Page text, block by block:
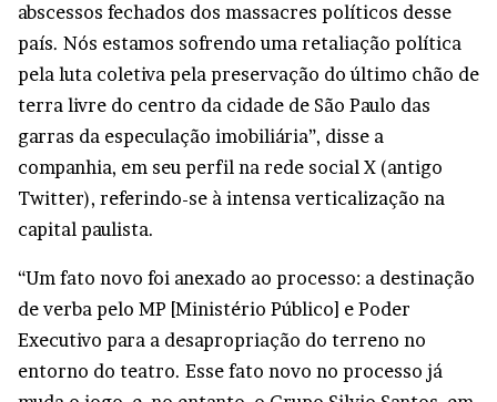
abscessos fechados dos massacres políticos desse
país. Nós estamos sofrendo uma retaliação política
pela luta coletiva pela preservação do último chão de
terra livre do centro da cidade de São Paulo das
garras da especulação imobiliária”, disse a
companhia, em seu perfil na rede social X (antigo
Twitter), referindo-se à intensa verticalização na
capital paulista.
“Um fato novo foi anexado ao processo: a destinação
de verba pelo MP [Ministério Público] e Poder
Executivo para a desapropriação do terreno no
entorno do teatro. Esse fato novo no processo já